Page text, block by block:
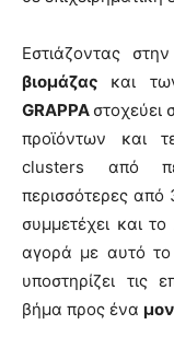
Εστιάζοντας στην
βιομάζας και
GRAPPA στοχεύει
προϊόντων και
clusters από
περισσότερες από
συμμετέχει και το
αγορά με αυτό
υποστηρίζει τις
βήμα προς ένα